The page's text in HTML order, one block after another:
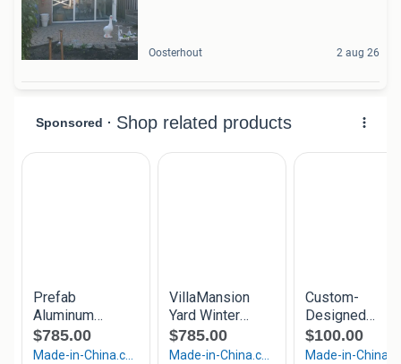
Oosterhout 2 aug 26